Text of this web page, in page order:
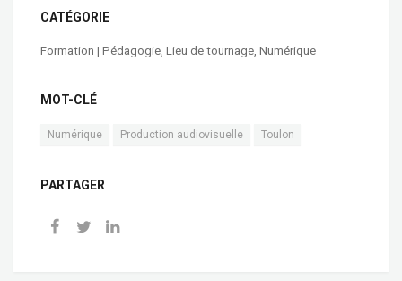
CATÉGORIE
Formation | Pédagogie Lieu de tournage Numérique
MOT-CLÉ
Numérique Production audiovisuelle Toulon
PARTAGER